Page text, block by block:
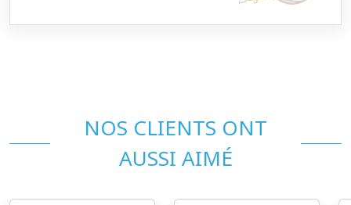
NOS CLIENTS ONT
AUSSI AIMÉ